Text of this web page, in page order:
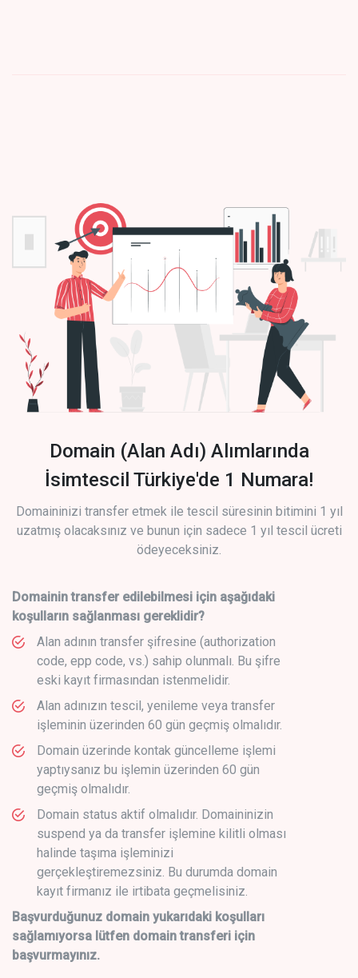
Domain (Alan Adı) Alımlarında
İsimtescil Türkiye'de 1 Numara!
Domaininizi transfer etmek ile tescil süresinin bitimini 1 yıl
uzatmış olacaksınız ve bunun için sadece 1 yıl tescil ücreti
ödeyeceksiniz.
Domainin transfer edilebilmesi için aşağıdaki
koşulların sağlanması gereklidir?
Alan adının transfer şifresine (authorization
code, epp code, vs.) sahip olunmalı. Bu şifre
eski kayıt firmasından istenmelidir.
Alan adınızın tescil, yenileme veya transfer
işleminin üzerinden 60 gün geçmiş olmalıdır.
Domain üzerinde kontak güncelleme işlemi
yaptıysanız bu işlemin üzerinden 60 gün
geçmiş olmalıdır.
Domain status aktif olmalıdır. Domaininizin
suspend ya da transfer işlemine kilitli olması
halinde taşıma işleminizi
gerçekleştiremezsiniz. Bu durumda domain
kayıt firmanız ile irtibata geçmelisiniz.
Başvurduğunuz domain yukarıdaki koşulları
sağlamıyorsa lütfen domain transferi için
başvurmayınız.